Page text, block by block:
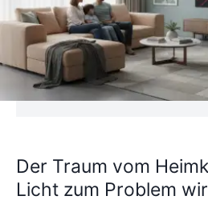
Der Traum vom
Licht zum Problem